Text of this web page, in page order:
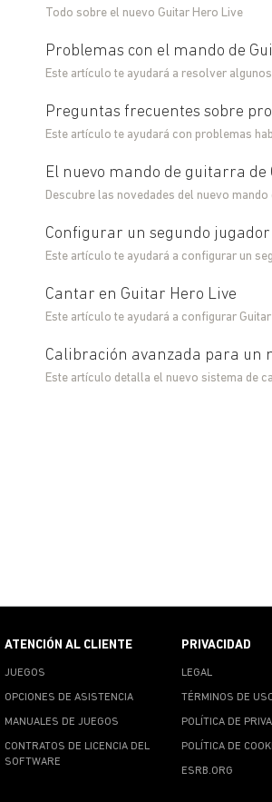
Todo sobre el nuevo Guitar Hero Live
Problemas con el mando de
Este artículo te ayudará a resolver
Preguntas frecuentes sobre
Este artículo te ayudará con problemas
El nuevo mando de guitarra de
Descubre las novedades del nuevo mando
Configurar un segundo
Este artículo te ayudará a configurar un
Cantar en Guitar Hero Live
Este artículo te ayudará a configurar
Calibración avanzada para un
Este artículo detalla el nuevo sistema de
ATENCIÓN AL CLIENTE
JUEGOS
OPCIONES DE ASISTENCIA
MANUALES DE JUEGOS
CONTRATOS DE LICENCIA DEL
SOFTWARE
PRIVACIDAD
LEGAL
TÉRMINOS DE
POLÍTICA DE
POLÍTICA DE
ESRB.ORG